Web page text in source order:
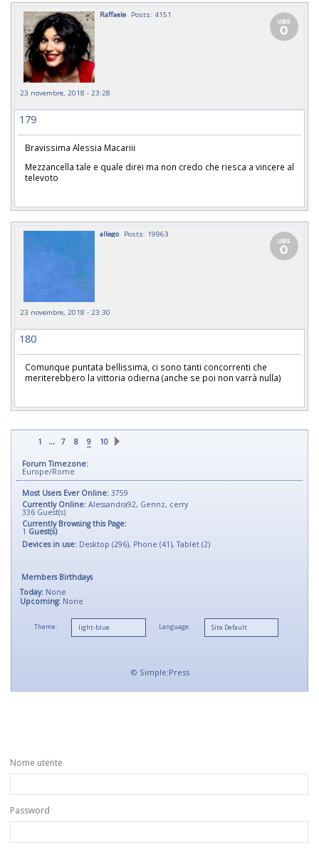
Raffaele Posts: 4151
23 novembre, 2018 - 23:28
179
Bravissima Alessia Macariii
Mezzancella tale e quale direi ma non credo che riesca a vincere al
televoto
allego Posts: 19963
23 novembre, 2018 - 23:30
180
Comunque puntata bellissima, ci sono tanti concorrenti che
meriterebbero la vittoria odierna (anche se poi non varrà nulla)
1 ... 7 8 9 10
Forum Timezone:
Europe/Rome
Most Users Ever Online: 3759
Currently Online: Alessandra92, Gennz, cerry
336 Guest(s)
Currently Browsing this Page:
1 Guest(s)
Devices in use: Desktop (296), Phone (41), Tablet (2)
Members Birthdays
Today: None
Upcoming: None
Theme: Language:
© Simple:Press
Nome utente
Password